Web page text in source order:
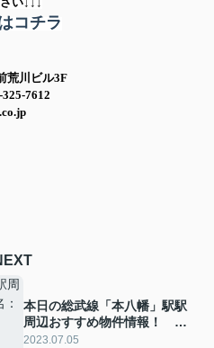
コチラ
荒川ビル3F
7612
本日の総武線「本八幡」駅駅
周辺おすすめ物件情報！ 物
件名：滝沢ハイツ
2023.07.05